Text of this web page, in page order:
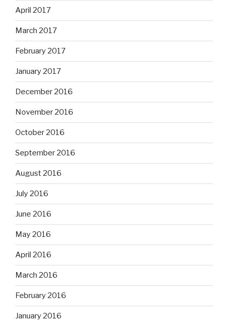
April 2017
March 2017
February 2017
January 2017
December 2016
November 2016
October 2016
September 2016
August 2016
July 2016
June 2016
May 2016
April 2016
March 2016
February 2016
January 2016